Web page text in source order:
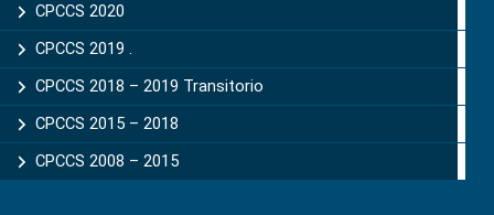
CPCCS 2020
CPCCS 2019 .
CPCCS 2018 – 2019 Transitorio
CPCCS 2015 – 2018
CPCCS 2008 – 2015